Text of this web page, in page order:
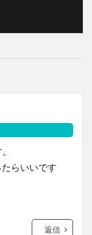
らいいです
返信